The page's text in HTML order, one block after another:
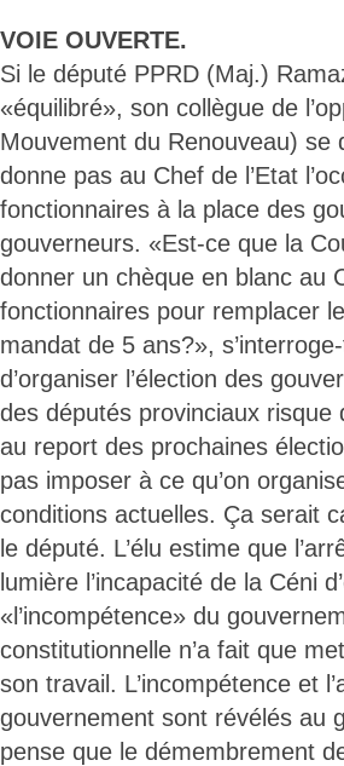
VOIE OUVERTE.
Si le député PPRD (Maj.)
«équilibré», son collègue de
Mouvement du Renouveau) se
donne pas au Chef de l’Etat
fonctionnaires à la place des
gouverneurs. «Est-ce que la
donner un chèque en blanc au
fonctionnaires pour remplacer
mandat de 5 ans?»,
d’organiser l’élection des
des députés provinciaux risque
au report des prochaines
pas imposer à ce qu’on
conditions actuelles. Ça serait
le député. L’élu estime que
lumière l’incapacité de la Céni
«l’incompétence» du
constitutionnelle n’a fait que
son travail. L’incompétence et
gouvernement sont révélés au
pense que le démembrement